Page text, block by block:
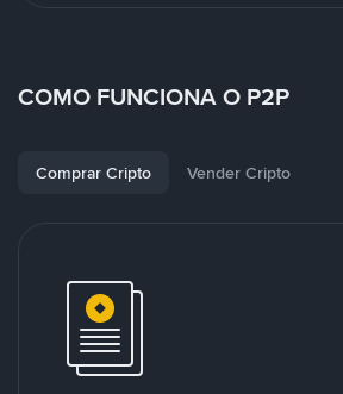
COMO FUNCIONA O P2P
Comprar Cripto Vender Cripto